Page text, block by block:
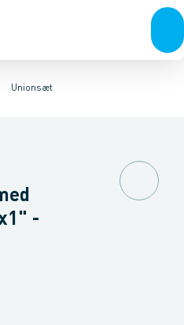
rørKuglehaner & ventiler
tilbehørGulvvarme & tilbehør
Unionsæt
til varme
-